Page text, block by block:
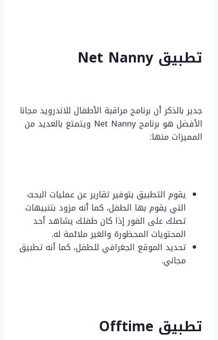
تطبيق Net Nanny
جدير بالذكر أن برنامج مراقبة الأطفال للاندرويد مجانا
الأفضل هو برنامج Net Nanny ويتمتع بالعديد من
المميزات منها:
يقوم التطبيق بتوفير تقارير عن عمليات البحث
التي يقوم بها الطفل، كما أنه مزود بتنبيهات
تصلك على الفور إذا كان طفلك يشاهد أحد
المحتويات المحظورة والغير ملائمة له.
تحديد الموقع الجغرافي للطفل، كما أنه تطبيق
مجاني.
تطبيق Offtime